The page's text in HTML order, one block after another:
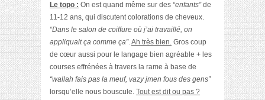
Le topo : On est quand même sur des “enfants”de
11-12 ans, qui discutent colorations de cheveux.
“Dans le salon de coiffure où j’ai travaillé, on
appliquait ça comme ça”.Ah très bien. Gros coup
de cœur aussi pour le langage bien agréable + les
courses effrénées à travers la rame à base de
“wallah fais pas la meuf, vazy jmen fous des gens”
lorsqu’elle nous bouscule. Tout est dit ou pas ?